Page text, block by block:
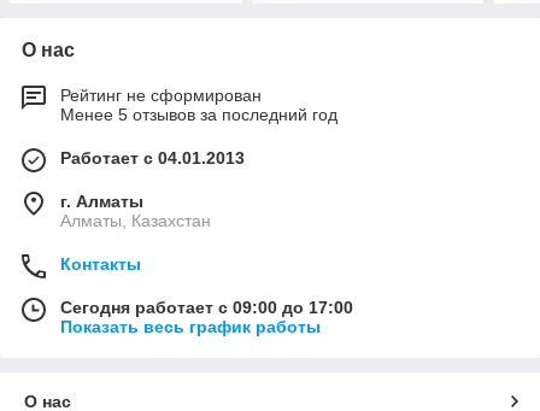
О нас
Рейтинг не сформирован
Менее 5 отзывов за последний год
Работает с 04.01.2013
г. Алматы
Алматы, Казахстан
Контакты
Сегодня работает с 09:00 до 17:00
Показать весь график работы
О нас